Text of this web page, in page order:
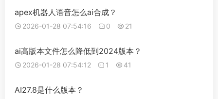
apex机器人语音怎么ai合成？
2026-01-28 07:54:16 0 21
ai高版本文件怎么降低到2024版本？
2026-01-28 07:54:12 1 41
AI27.8是什么版本？